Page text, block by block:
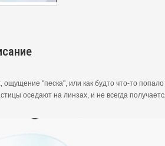
ощущение "песка", или как будто что-то
оседают на линзах, и не всегда